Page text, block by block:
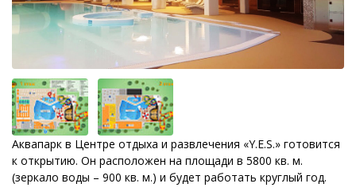
Аквапарк в Центре отдыха и развлечения «Y.E.S.» готовится
к открытию. Он расположен на площади в 5800 кв. м.
(зеркало воды – 900 кв. м.) и будет работать круглый год.